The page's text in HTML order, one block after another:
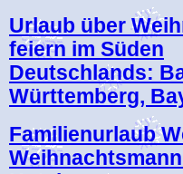
Urlaub über
feiern im Süden
Deutschlands:
Württemberg,
Familienurlaub